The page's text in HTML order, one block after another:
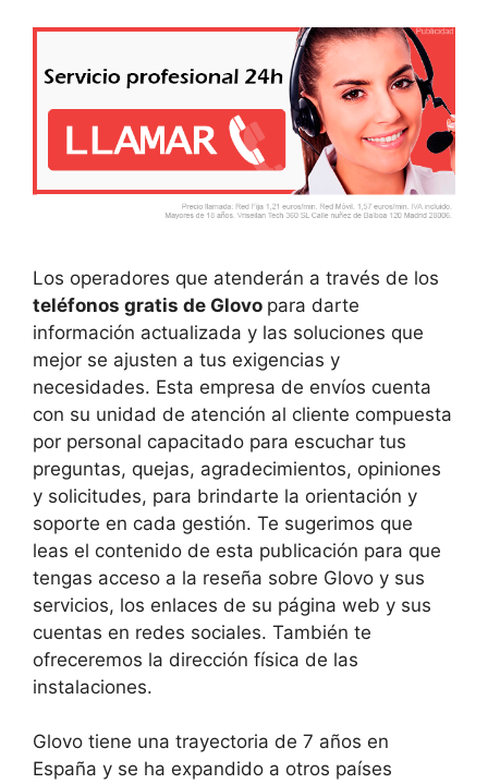
Los operadores que atenderán a través de los
teléfonos gratis de Glovo para darte
información actualizada y las soluciones que
mejor se ajusten a tus exigencias y
necesidades. Esta empresa de envíos cuenta
con su unidad de atención al cliente compuesta
por personal capacitado para escuchar tus
preguntas, quejas, agradecimientos, opiniones
y solicitudes, para brindarte la orientación y
soporte en cada gestión. Te sugerimos que
leas el contenido de esta publicación para que
tengas acceso a la reseña sobre Glovo y sus
servicios, los enlaces de su página web y sus
cuentas en redes sociales. También te
ofreceremos la dirección física de las
instalaciones.
Glovo tiene una trayectoria de 7 años en
España y se ha expandido a otros países